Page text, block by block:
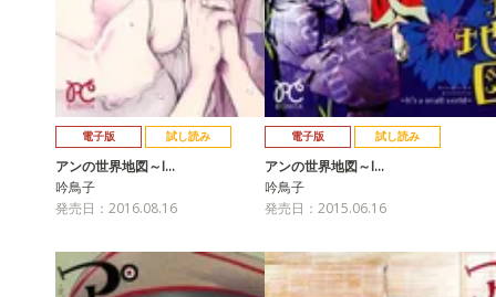
電子版 試し読み
アンの世界地図～I…
吟鳥子
発売日：2016.08.16
電子版 試し読み
アンの世界地図～I…
吟鳥子
発売日：2015.06.16